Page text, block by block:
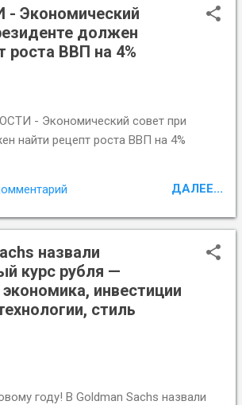
системы начнут играть в свои
в виду уже послепутинскую
Не понимать всего этого в
является сегодня, безусловно,
уже намертво и заведомо лишен
Ежедневный Журнал: Арест
Экономический
должен
роста ВВП на 4%
- Экономический совет при
найти рецепт роста ВВП на 4%
ДАЛЕЕ...
назвали
курс рубля —
инвестиции
стиль
году! В Goldman Sachs назвали